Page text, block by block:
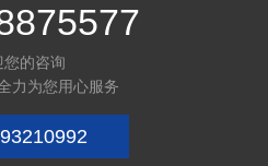
您的咨询
力为您用心服务